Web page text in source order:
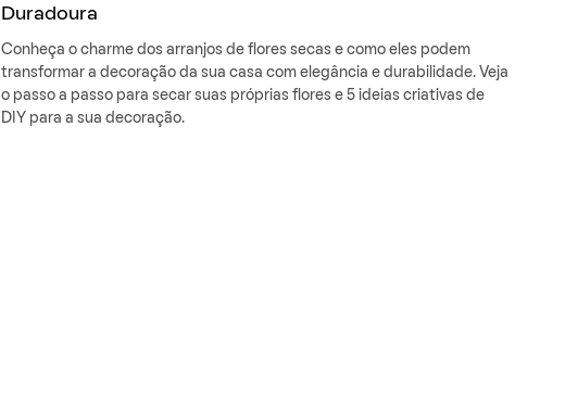
Duradoura
Conheça o charme dos arranjos de flores secas e como eles podem
transformar a decoração da sua casa com elegância e durabilidade. Veja
o passo a passo para secar suas próprias flores e 5 ideias criativas de
DIY para a sua decoração.